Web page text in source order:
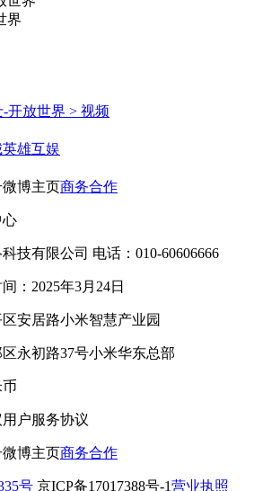
界
开放世界 > 视频
英雄互娱
微博主页商务合作
心
技有限公司 电话：010-60606666
：2025年3月24日
安居路小米智慧产业园
永初路37号小米华东总部
用户服务协议
微博主页商务合作
号 京ICP备17017388号-1营业执照